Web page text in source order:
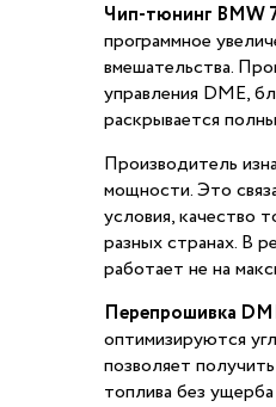
Чип-тюнинг BMW
программное
вмешательства.
управления DME,
раскрывается
Производитель
мощности. Это
условия, качество
разных странах. В
работает не на
Перепрошивка
оптимизируются
позволяет
топлива без